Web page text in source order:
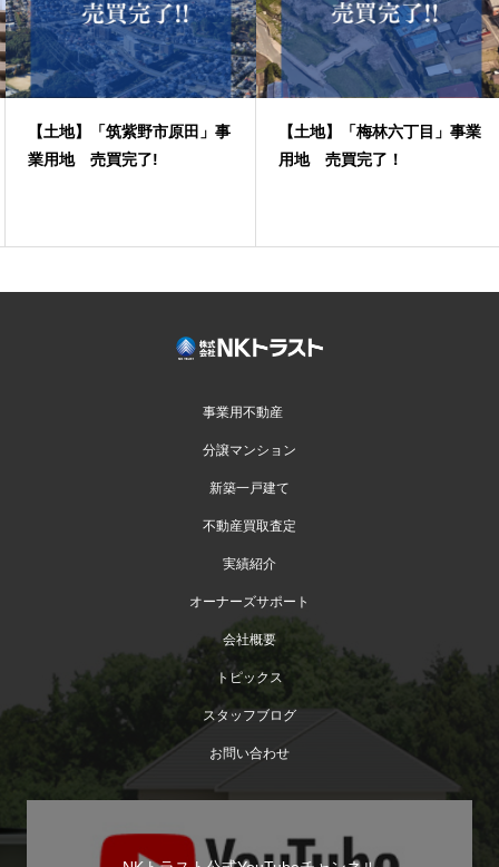
【土地】「筑紫野市原田」事
業用地 売買完了!
【土地】「梅林六丁目」事業
用地 売買完了！
事業用不動産
分譲マンション
新築一戸建て
不動産買取査定
実績紹介
オーナーズサポート
会社概要
トピックス
スタッフブログ
お問い合わせ